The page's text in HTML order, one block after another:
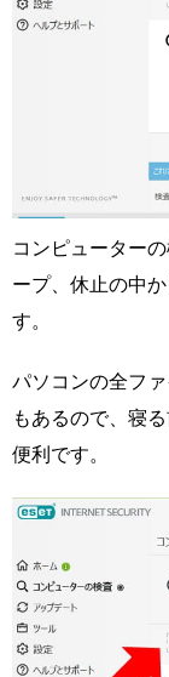
コンピューター
ープ、休止の中
す。
パソコンの全フ
もあるので、寝
便利です。